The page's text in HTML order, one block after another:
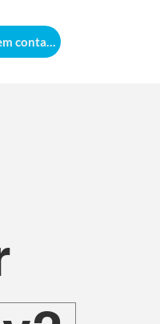
Neem contact met ons op